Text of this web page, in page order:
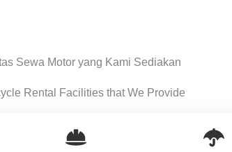
Sewa Motor yang Kami Sediakan
Rental Facilities that We Provide